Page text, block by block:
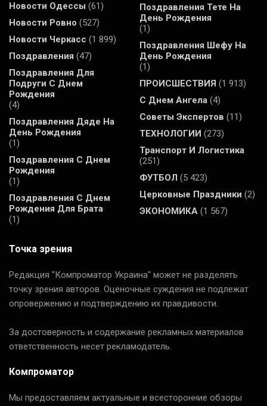
Новости Одессы (61)
Новости Ровно (527)
Новости Черкасс (1 899)
Поздравления (47)
Поздравления Для
Подруги С Днем
Рождения
(4)
Поздравления Дяде На
День Рождения
(1)
Поздравления С Днем
Рождения
(1)
Поздравления С Днем
Рождения Для Брата
(1)
Поздравления Тете На
День Рождения
(1)
Поздравления Шефу На
День Рождения
(1)
ПРОИСШЕСТВИЯ (1 913)
С Днем Ангела (4)
Советы Экспертов (11)
ТЕХНОЛОГИИ (273)
Транспорт И Логистика
(251)
ФУТБОЛ (5 423)
Церковные Праздники (2)
ЭКОНОМИКА (1 567)
Точка зрения
Редакция "Компроматор Украина" может не разделять
точку зрения авторов. Оценочные суждения не подлежат
опровержению и подтверждению их правдивости.
За достоверность и содержание рекламных материалов
ответственность несет рекламодатель.
Компроматор
Мы предоставляем актуальные и всесторонние обзоры